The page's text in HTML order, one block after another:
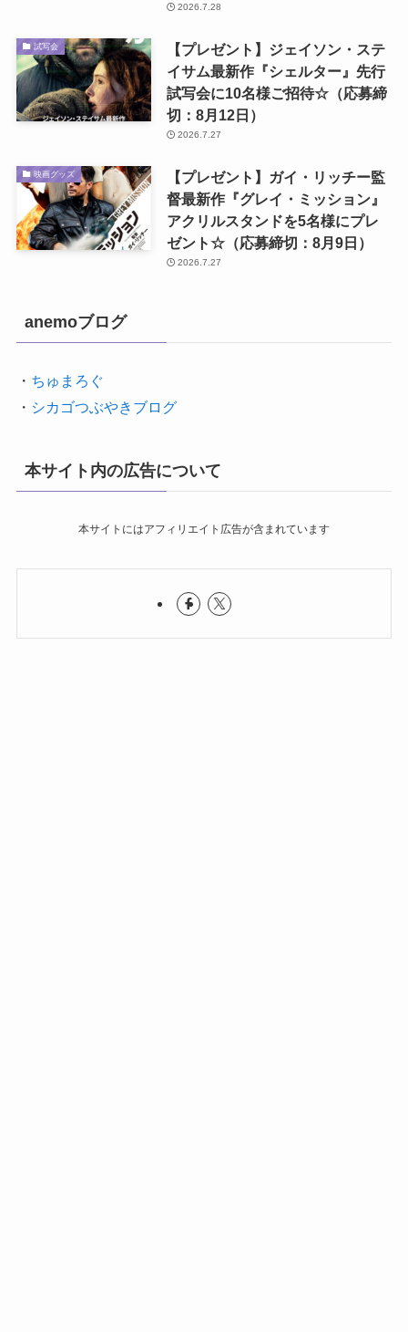
2026.7.28
試写会
【プレゼント】ジェイソン・ステ
イサム最新作『シェルター』先行
試写会に10名様ご招待☆（応募締
切：8月12日）
2026.7.27
映画グッズ
【プレゼント】ガイ・リッチー監
督最新作『グレイ・ミッション』
アクリルスタンドを5名様にプレ
ゼント☆（応募締切：8月9日）
2026.7.27
anemoブログ
・ ちゅまろぐ
・ シカゴつぶやきブログ
本サイト内の広告について
本サイトにはアフィリエイト広告が含まれています